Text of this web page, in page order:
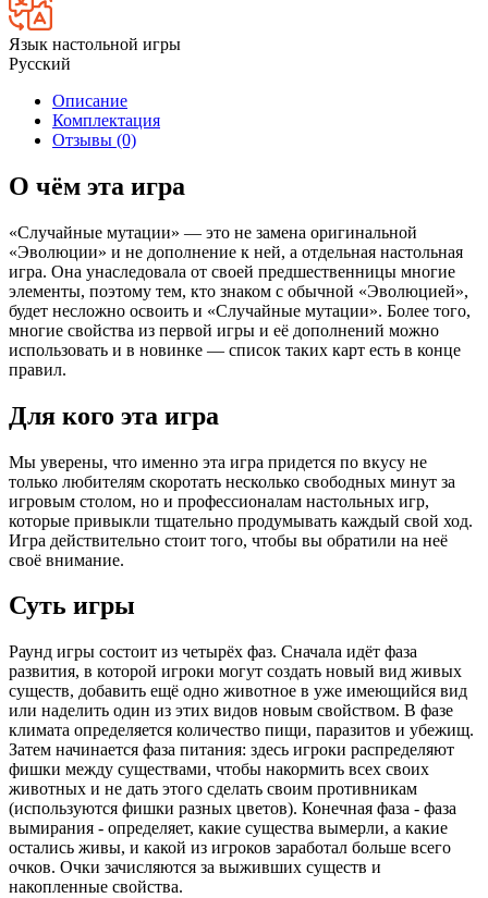
Язык настольной игры
Русский
Описание
Комплектация
Отзывы (0)
О чём эта игра
«Случайные мутации» — это не замена оригинальной
«Эволюции» и не дополнение к ней, а отдельная настольная
игра. Она унаследовала от своей предшественницы многие
элементы, поэтому тем, кто знаком с обычной «Эволюцией»,
будет несложно освоить и «Случайные мутации». Более того,
многие свойства из первой игры и её дополнений можно
использовать и в новинке — список таких карт есть в конце
правил.
Для кого эта игра
Мы уверены, что именно эта игра придется по вкусу не
только любителям скоротать несколько свободных минут за
игровым столом, но и профессионалам настольных игр,
которые привыкли тщательно продумывать каждый свой ход.
Игра действительно стоит того, чтобы вы обратили на неё
своё внимание.
Суть игры
Раунд игры состоит из четырёх фаз. Сначала идёт фаза
развития, в которой игроки могут создать новый вид живых
существ, добавить ещё одно животное в уже имеющийся вид
или наделить один из этих видов новым свойством. В фазе
климата определяется количество пищи, паразитов и убежищ.
Затем начинается фаза питания: здесь игроки распределяют
фишки между существами, чтобы накормить всех своих
животных и не дать этого сделать своим противникам
(используются фишки разных цветов). Конечная фаза - фаза
вымирания - определяет, какие существа вымерли, а какие
остались живы, и какой из игроков заработал больше всего
очков. Очки зачисляются за выживших существ и
накопленные свойства.